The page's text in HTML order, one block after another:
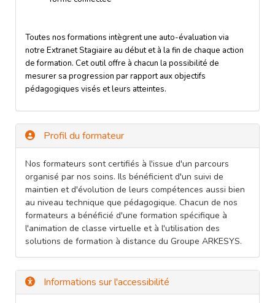
Toutes nos formations intègrent une auto-évaluation via
notre Extranet Stagiaire au début et à la fin de chaque action
de formation. Cet outil offre à chacun la possibilité de
mesurer sa progression par rapport aux objectifs
pédagogiques visés et leurs atteintes.
Profil du formateur
Nos formateurs sont certifiés à l'issue d'un parcours
organisé par nos soins. Ils bénéficient d'un suivi de
maintien et d'évolution de leurs compétences aussi bien
au niveau technique que pédagogique. Chacun de nos
formateurs a bénéficié d'une formation spécifique à
l'animation de classe virtuelle et à l'utilisation des
solutions de formation à distance du Groupe ARKESYS.
Informations sur l'accessibilité